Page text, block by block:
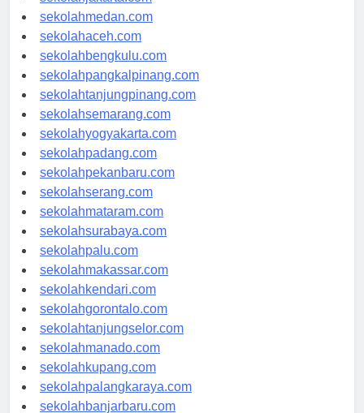
sekolahjakarta.com
sekolahmedan.com
sekolahaceh.com
sekolahbengkulu.com
sekolahpangkalpinang.com
sekolahtanjungpinang.com
sekolahsemarang.com
sekolahyogyakarta.com
sekolahpadang.com
sekolahpekanbaru.com
sekolahserang.com
sekolahmataram.com
sekolahsurabaya.com
sekolahpalu.com
sekolahmakassar.com
sekolahkendari.com
sekolahgorontalo.com
sekolahtanjungselor.com
sekolahmanado.com
sekolahkupang.com
sekolahpalangkaraya.com